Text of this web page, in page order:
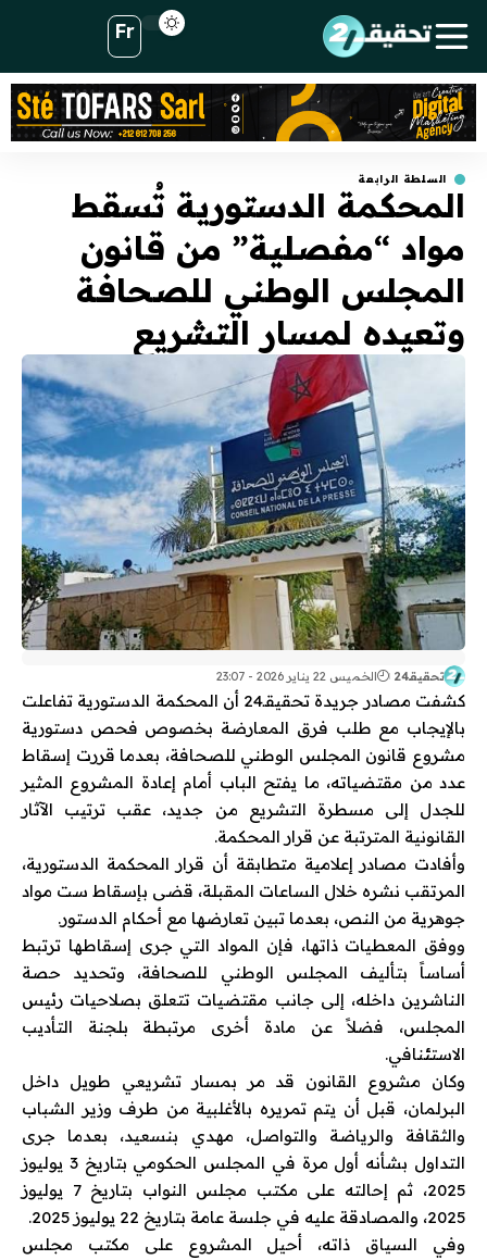
Fr
السلطة الرابعة
المحكمة الدستورية تُسقط
مواد “مفصلية” من قانون
المجلس الوطني للصحافة
وتعيده لمسار التشريع
تحقيقـ24 الخميس 22 يناير 2026 - 23:07
كشفت مصادر جريدة تحقيقـ24 أن المحكمة الدستورية تفاعلت
بالإيجاب مع طلب فرق المعارضة بخصوص فحص دستورية
مشروع قانون المجلس الوطني للصحافة، بعدما قررت إسقاط
عدد من مقتضياته، ما يفتح الباب أمام إعادة المشروع المثير
للجدل إلى مسطرة التشريع من جديد، عقب ترتيب الآثار
القانونية المترتبة عن قرار المحكمة.
وأفادت مصادر إعلامية متطابقة أن قرار المحكمة الدستورية،
المرتقب نشره خلال الساعات المقبلة، قضى بإسقاط ست مواد
جوهرية من النص، بعدما تبين تعارضها مع أحكام الدستور.
ووفق المعطيات ذاتها، فإن المواد التي جرى إسقاطها ترتبط
أساساً بتأليف المجلس الوطني للصحافة، وتحديد حصة
الناشرين داخله، إلى جانب مقتضيات تتعلق بصلاحيات رئيس
المجلس، فضلاً عن مادة أخرى مرتبطة بلجنة التأديب
الاستئنافي.
وكان مشروع القانون قد مر بمسار تشريعي طويل داخل
البرلمان، قبل أن يتم تمريره بالأغلبية من طرف وزير الشباب
والثقافة والرياضة والتواصل، مهدي بنسعيد، بعدما جرى
التداول بشأنه أول مرة في المجلس الحكومي بتاريخ 3 يوليوز
2025، ثم إحالته على مكتب مجلس النواب بتاريخ 7 يوليوز
2025، والمصادقة عليه في جلسة عامة بتاريخ 22 يوليوز 2025.
وفي السياق ذاته، أحيل المشروع على مكتب مجلس